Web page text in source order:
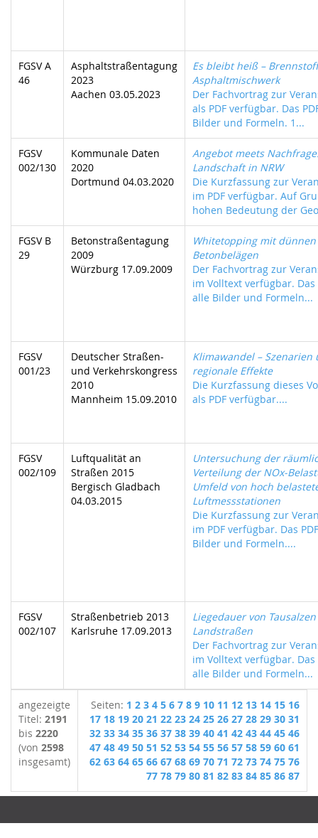
FGSV A
46
Asphaltstraßentagung
2023
Aachen 03.05.2023
Es bleibt heiß –
Asphaltmischwerk
Der Fachvortrag zur
als PDF verfügbar. Das
Bilder und Formeln. 1...
FGSV
002/130
Kommunale Daten
2020
Dortmund 04.03.2020
Angebot meets
Landschaft in NRW
Die Kurzfassung zur
im PDF verfügbar. Auf
hohen Bedeutung der
FGSV B
29
Betonstraßentagung
2009
Würzburg 17.09.2009
Whitetopping mit dünnen
Betonbelägen
Der Fachvortrag zur
im Volltext verfügbar. Das
alle Bilder und Formeln...
FGSV
001/23
Deutscher Straßen-
und Verkehrskongress
2010
Mannheim 15.09.2010
Klimawandel – Szenarien
regionale Effekte
Die Kurzfassung dieses
als PDF verfügbar....
FGSV
002/109
Luftqualität an
Straßen 2015
Bergisch Gladbach
04.03.2015
Untersuchung der
Verteilung der NOx-
Umfeld von hoch
Luftmessstationen
Die Kurzfassung zur
im PDF verfügbar. Das
Bilder und Formeln....
FGSV
002/107
Straßenbetrieb 2013
Karlsruhe 17.09.2013
Liegedauer von
Landstraßen
Der Fachvortrag zur
im Volltext verfügbar. Das
alle Bilder und Formeln...
angezeigte
Titel: 2191
bis 2220
(von 2598
insgesamt)
Seiten: 1 2 3 4 5 6 7 8 9 10 11 12 13 14 15 16
17 18 19 20 21 22 23 24 25 26 27 28 29 30 31
32 33 34 35 36 37 38 39 40 41 42 43 44 45 46
47 48 49 50 51 52 53 54 55 56 57 58 59 60 61
62 63 64 65 66 67 68 69 70 71 72 73 74 75 76
77 78 79 80 81 82 83 84 85 86 87